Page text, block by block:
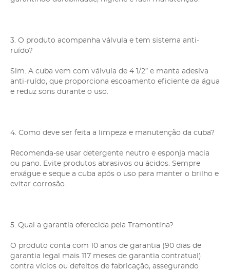
3. O produto acompanha válvula e tem sistema anti-
ruído?
Sim. A cuba vem com válvula de 4 1/2” e manta adesiva
anti-ruído, que proporciona escoamento eficiente da água
e reduz sons durante o uso.
4. Como deve ser feita a limpeza e manutenção da cuba?
Recomenda-se usar detergente neutro e esponja macia
ou pano. Evite produtos abrasivos ou ácidos. Sempre
enxágue e seque a cuba após o uso para manter o brilho e
evitar corrosão.
5. Qual a garantia oferecida pela Tramontina?
O produto conta com 10 anos de garantia (90 dias de
garantia legal mais 117 meses de garantia contratual)
contra vícios ou defeitos de fabricação, assegurando